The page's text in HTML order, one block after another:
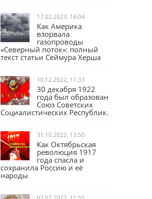
17.02.2023, 16:04
Как Америка
взорвала
газопроводы
«Северный поток»: полный
10.12.2022, 11:33
30 декабря 1922
года был образован
Союз Советских
31.10.2022, 13:50
Как Октябрьская
революция 1917
года спасла и
сохранила Россию и её